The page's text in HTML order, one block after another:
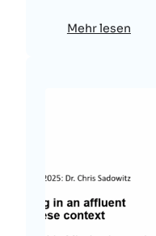
Mehr lesen